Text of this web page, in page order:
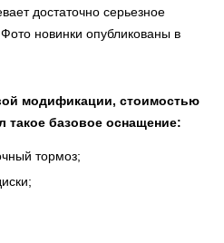
достаточно серьезное
новинки опубликованы в
модификации, стоимостью
такое базовое оснащение:
тормоз;